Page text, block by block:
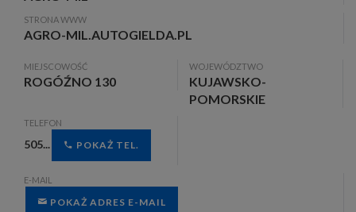
STRONA WWW
AGRO-MIL.AUTOGIELDA.PL
MIEJSCOWOŚĆ
ROGÓŹNO 130
WOJEWÓDZTWO
KUJAWSKO-
POMORSKIE
TELEFON
505... POKAŻ TEL.
E-MAIL
POKAŻ ADRES E-MAIL